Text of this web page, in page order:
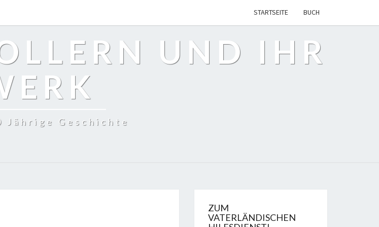
STARTSEITE BUCH
UND IHR
Jährige Geschichte
ZUM
VATERLÄNDISCHEN